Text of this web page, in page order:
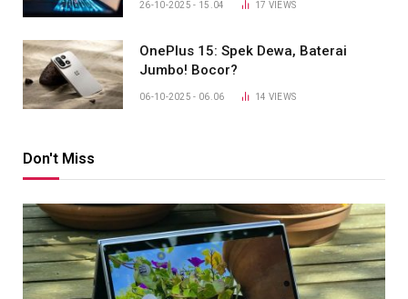
26-10-2025 - 15.04 17 VIEWS
OnePlus 15: Spek Dewa, Baterai
Jumbo! Bocor?
06-10-2025 - 06.06 14 VIEWS
Don't Miss